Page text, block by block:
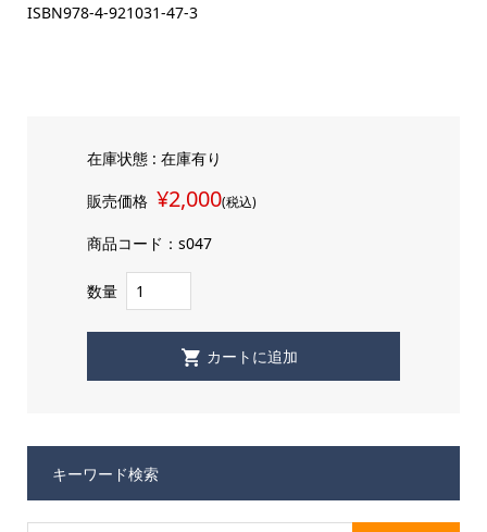
ISBN978-4-921031-47-3
在庫状態 : 在庫有り
販売価格 ¥2,000(税込)
商品コード：s047
数量
キーワード検索